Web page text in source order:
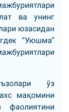
ва унинг
юзасидан
“Уюшма”
ўз
мақомини